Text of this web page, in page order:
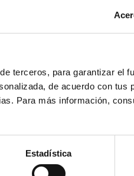
terceros, para garantizar el
de acuerdo con tus
Para más información,
Estadística